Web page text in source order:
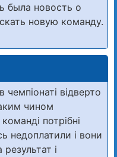
была новость о
новую команду.
відверто
чином
потрібні
недоплатили і вони
і